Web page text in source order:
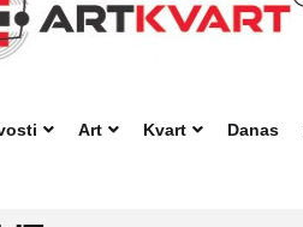
Art Kvart Danas